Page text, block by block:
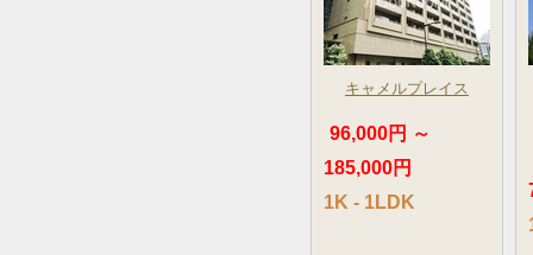
キャメルプレイス
96,000円 ～
185,000円
1K - 1LDK